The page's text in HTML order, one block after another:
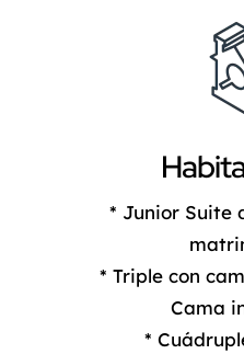
* Junior Suite
* Triple con
Cama
*